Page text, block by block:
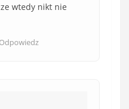
wtedy nikt nie
Odpowiedz